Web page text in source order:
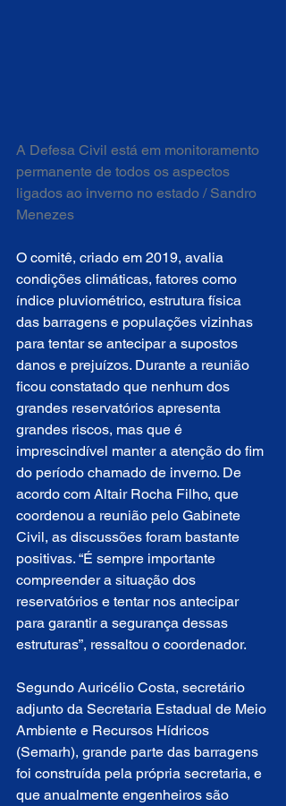
A Defesa Civil está em monitoramento
permanente de todos os aspectos
ligados ao inverno no estado / Sandro
Menezes
O comitê, criado em 2019, avalia
condições climáticas, fatores como
índice pluviométrico, estrutura física
das barragens e populações vizinhas
para tentar se antecipar a supostos
danos e prejuízos. Durante a reunião
ficou constatado que nenhum dos
grandes reservatórios apresenta
grandes riscos, mas que é
imprescindível manter a atenção do fim
do período chamado de inverno. De
acordo com Altair Rocha Filho, que
coordenou a reunião pelo Gabinete
Civil, as discussões foram bastante
positivas. “É sempre importante
compreender a situação dos
reservatórios e tentar nos antecipar
para garantir a segurança dessas
estruturas”, ressaltou o coordenador.
Segundo Auricélio Costa, secretário
adjunto da Secretaria Estadual de Meio
Ambiente e Recursos Hídricos
(Semarh), grande parte das barragens
foi construída pela própria secretaria, e
que anualmente engenheiros são